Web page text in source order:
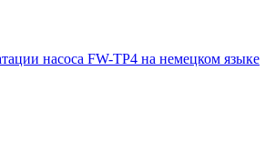
насоса FW-TP4 на немецком языке